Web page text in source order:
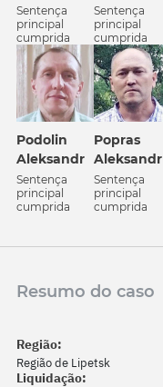
Sentença
principal
cumprida
Sentença
principal
cumprida
Podolin
Aleksandr
Sentença
principal
cumprida
Popras
Aleksandr
Sentença
principal
cumprida
Resumo do caso
Região:
Região de Lipetsk
Liquidação: